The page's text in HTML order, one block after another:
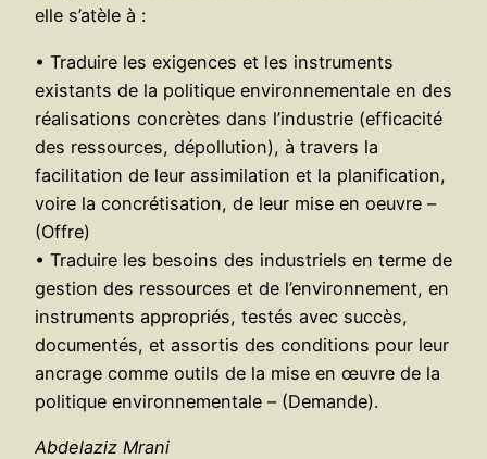
elle s’atèle à :
• Traduire les exigences et les instruments
existants de la politique environnementale en des
réalisations concrètes dans l’industrie (efficacité
des ressources, dépollution), à travers la
facilitation de leur assimilation et la planification,
voire la concrétisation, de leur mise en oeuvre –
(Offre)
• Traduire les besoins des industriels en terme de
gestion des ressources et de l’environnement, en
instruments appropriés, testés avec succès,
documentés, et assortis des conditions pour leur
ancrage comme outils de la mise en œuvre de la
politique environnementale – (Demande).
Abdelaziz Mrani